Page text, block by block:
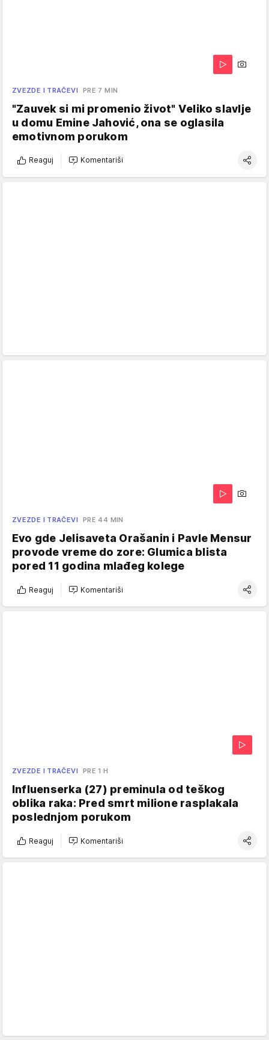
ZVEZDE I TRAČEVI PRE 7 MIN
"Zauvek si mi promenio život" Veliko slavlje
u domu Emine Jahović, ona se oglasila
emotivnom porukom
Reaguj Komentariši
ZVEZDE I TRAČEVI PRE 44 MIN
Evo gde Jelisaveta Orašanin i Pavle Mensur
provode vreme do zore: Glumica blista
pored 11 godina mlađeg kolege
Reaguj Komentariši
ZVEZDE I TRAČEVI PRE 1 H
Influenserka (27) preminula od teškog
oblika raka: Pred smrt milione rasplakala
poslednjom porukom
Reaguj Komentariši